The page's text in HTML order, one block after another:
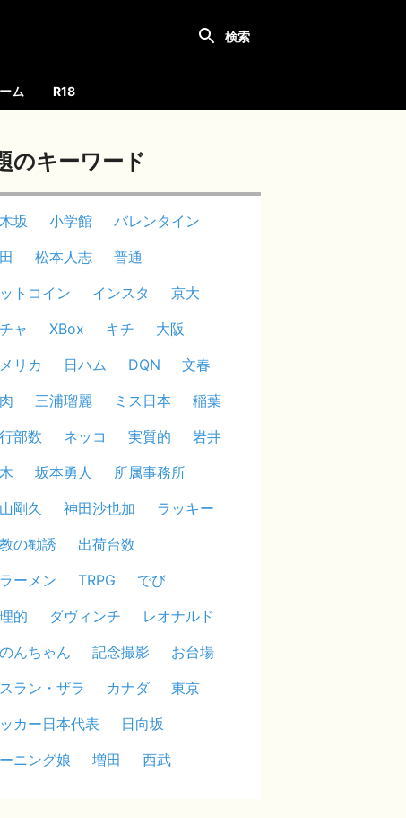
ム R18
のキーワード
坂 小学館
バレンタイン
松本人志
普通
トコイン
インスタ
京大
ャ
XBox キチ
大阪
リカ
日ハム DQN
文春
三浦瑠麗 ミス日本
稲葉
部数
ネッコ 実質的
岩井
坂本勇人
所属事務所
剛久
神田沙也加
ラッキー
の勧誘
出荷台数
ーメン
TRPG
でび
的
ダヴィンチ
レオナルド
んちゃん
記念撮影
お台場
ラン・ザラ
カナダ
東京
カー日本代表
日向坂
ニング娘
増田 西武